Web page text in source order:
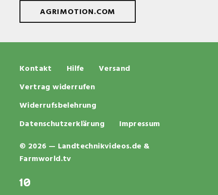
AGRIMOTION.COM
© 2026 — Landtechnikvideos.de &
Farmworld.tv
Kontakt Hilfe
Versand
Vertrag widerrufen
Widerrufsbelehrung
Datenschutzerklärung
Impressum